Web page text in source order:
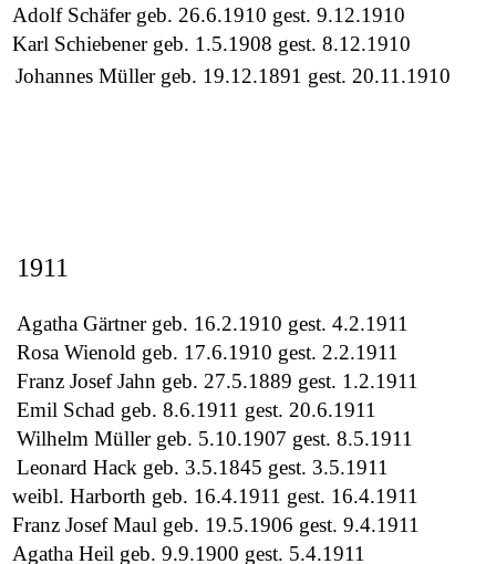
Adolf Schäfer geb. 26.6.1910 gest. 9.12.1910
Karl Schiebener geb. 1.5.1908 gest. 8.12.1910
Johannes Müller geb. 19.12.1891 gest. 20.11.1910
1911
Agatha Gärtner geb. 16.2.1910 gest. 4.2.1911
Rosa Wienold geb. 17.6.1910 gest. 2.2.1911
Franz Josef Jahn geb. 27.5.1889 gest. 1.2.1911
Emil Schad geb. 8.6.1911 gest. 20.6.1911
Wilhelm Müller geb. 5.10.1907 gest. 8.5.1911
Leonard Hack geb. 3.5.1845 gest. 3.5.1911
weibl. Harborth geb. 16.4.1911 gest. 16.4.1911
Franz Josef Maul geb. 19.5.1906 gest. 9.4.1911
Agatha Heil geb. 9.9.1900 gest. 5.4.1911